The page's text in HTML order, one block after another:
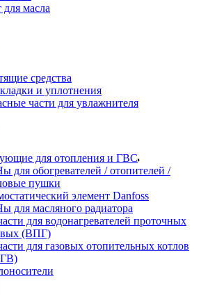
для масла
средства
и уплотнения
части для увлажнителя
для отопления и ГВС
для обогревателей / отопителей /
пушки
элемент Danfoss
для масляного радиатора
для водонагревателей проточных
(ВПГ)
для газовых отопительных котлов